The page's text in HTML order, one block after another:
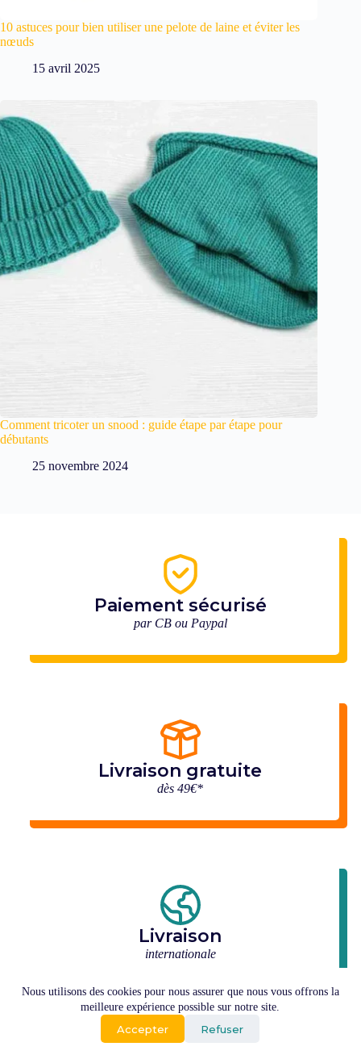
Nous utilisons des cookies pour nous assurer que nous vous offrons la
meilleure expérience possible sur notre site.
Accepter Refuser
10 astuces pour bien utiliser une pelote de laine et éviter les
nœuds
15 avril 2025
Comment tricoter un snood : guide étape par étape pour
débutants
25 novembre 2024
Paiement sécurisé
par CB ou Paypal
Livraison gratuite
dès 49€*
Livraison
internationale